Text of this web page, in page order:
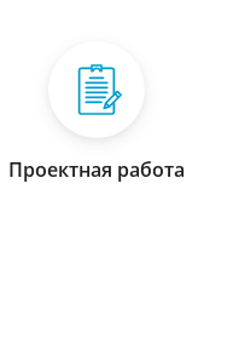
Проектная работа